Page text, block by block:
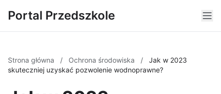
Portal Przedszkole
Strona główna / Ochrona środowiska /
Jak w 2023
skuteczniej uzyskać pozwolenie wodnoprawne?